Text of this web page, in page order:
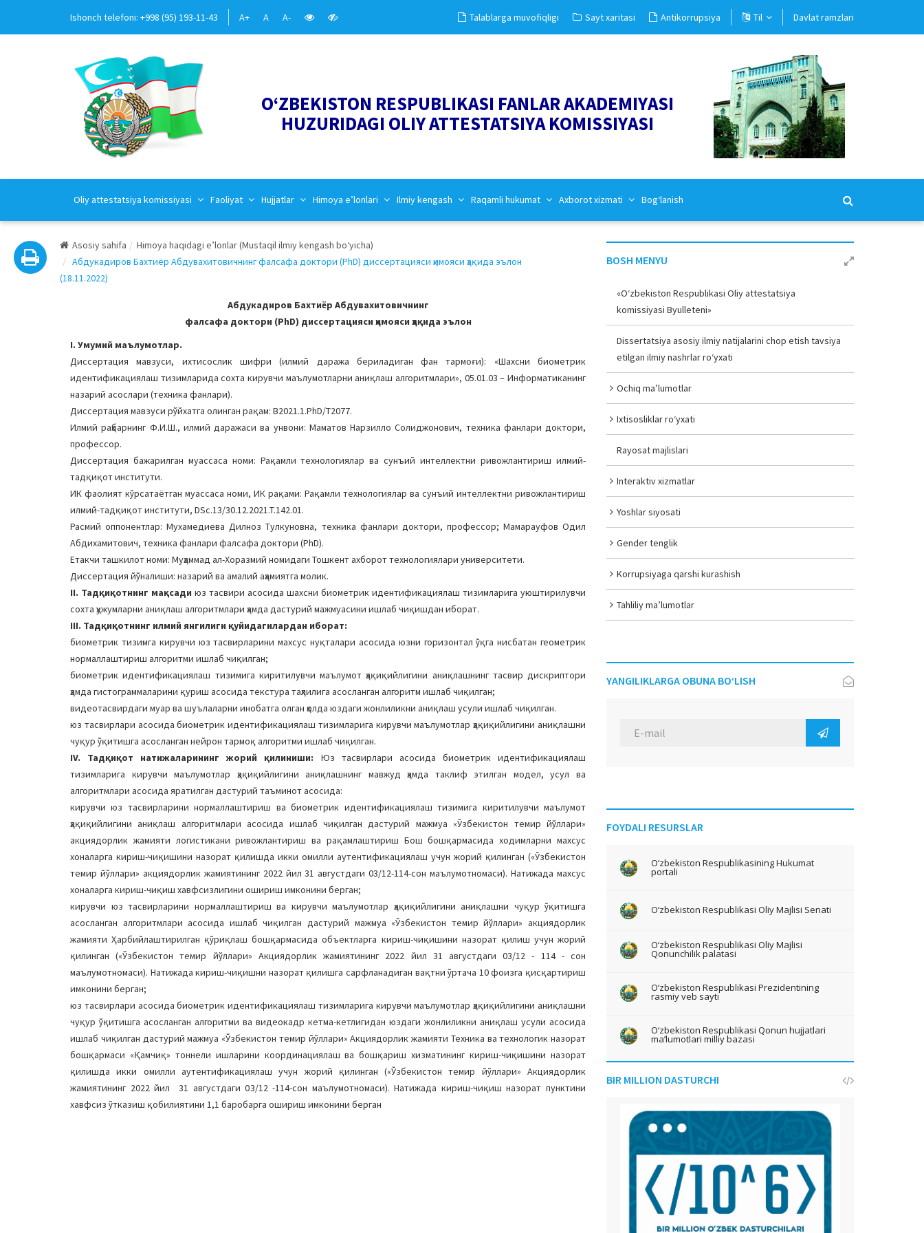
Ishonch telefoni: +998 (95) 193-11-43 A+ A A- Talablarga muvofiqligi Sayt xaritasi Antikorrupsiya Til Davlat ramzlari
O‘ZBEKISTON RESPUBLIKASI FANLAR AKADEMIYASI
HUZURIDAGI OLIY ATTESTATSIYA KOMISSIYASI
Oliy attestatsiya komissiyasi Faoliyat Hujjatlar Himoya e’lonlari Ilmiy kengash Raqamli hukumat Axborot xizmati Bog‘lanish
Asosiy sahifa
Himoya haqidagi e’lonlar (Mustaqil ilmiy kengash bo‘yicha)
Абдукадиров Бахтиёр Абдувахитовичнинг фалсафа доктори (PhD) диссертацияси ҳимояси ҳақида эълон
(18.11.2022)
Абдукадиров Бахтиёр Абдувахитовичнинг
фалсафа доктори (PhD) диссертацияси ҳимояси ҳақида эълон
I. Умумий маълумотлар.
Диссертация мавзуси, ихтисослик шифри (илмий даража бериладиган фан тармоғи): «Шахсни биометрик
идентификациялаш тизимларида сохта кирувчи маълумотларни аниқлаш алгоритмлари», 05.01.03 – Информатиканинг
назарий асослари (техника фанлари).
Диссертация мавзуси рўйхатга олинган рақам: В2021.1.PhD/Т2077.
Илмий раҳбарнинг Ф.И.Ш., илмий даражаси ва унвони: Маматов Нарзилло Солиджонович, техника фанлари доктори,
профессор.
Диссертация бажарилган муассаса номи: Рақамли технологиялар ва сунъий интеллектни ривожлантириш илмий-
тадқиқот институти.
ИК фаолият кўрсатаётган муассаса номи, ИК рақами: Рақамли технологиялар ва сунъий интеллектни ривожлантириш
илмий-тадқиқот институти, DSc.13/30.12.2021.T.142.01.
Расмий оппонентлар: Мухамедиева Дилноз Тулкуновна, техника фанлари доктори, профессор; Мамарауфов Одил
Абдихамитович, техника фанлари фалсафа доктори (PhD).
Етакчи ташкилот номи: Муҳаммад ал-Хоразмий номидаги Тошкент ахборот технологиялари университети.
Диссертация йўналиши: назарий ва амалий аҳамиятга молик.
II. Тадқиқотнинг мақсади юз тасвири асосида шахсни биометрик идентификациялаш тизимларига уюштирилувчи
сохта ҳужумларни аниқлаш алгоритмлари ҳамда дастурий мажмуасини ишлаб чиқишдан иборат.
III. Тадқиқотнинг илмий янгилиги қуйидагилардан иборат:
биометрик тизимга кирувчи юз тасвирларини махсус нуқталари асосида юзни горизонтал ўқга нисбатан геометрик
нормаллаштириш алгоритми ишлаб чиқилган;
биометрик идентификациялаш тизимига киритилувчи маълумот ҳақиқийлигини аниқлашнинг тасвир дискриптори
ҳамда гистограммаларини қуриш асосида текстура таҳлилига асосланган алгоритм ишлаб чиқилган;
видеотасвирдаги муар ва шуълаларни инобатга олган ҳолда юздаги жонлиликни аниқлаш усули ишлаб чиқилган.
юз тасвирлари асосида биометрик идентификациялаш тизимларига кирувчи маълумотлар ҳақиқийлигини аниқлашни
чуқур ўқитишга асосланган нейрон тармоқ алгоритми ишлаб чиқилган.
IV. Тадқиқот натижаларининг жорий қилиниши: Юз тасвирлари асосида биометрик идентификациялаш
тизимларига кирувчи маълумотлар ҳақиқийлигини аниқлашнинг мавжуд ҳамда таклиф этилган модел, усул ва
алгоритмлари асосида яратилган дастурий таъминот асосида:
кирувчи юз тасвирларини нормаллаштириш ва биометрик идентификациялаш тизимига киритилувчи маълумот
ҳақиқийлигини аниқлаш алгоритмлари асосида ишлаб чиқилган дастурий мажмуа «Ўзбекистон темир йўллари»
акциядорлик жамияти логистикани ривожлантириш ва рақамлаштириш Бош бошқармасида ходимларни махсус
хоналарга кириш-чиқишини назорат қилишда икки омилли аутентификациялаш учун жорий қилинган («Ўзбекистон
темир йўллари» акциядорлик жамиятининг 2022 йил 31 августдаги 03/12-114-сон маълумотномаси). Натижада махсус
хоналарга кириш-чиқиш хавфсизлигини ошириш имконини берган;
кирувчи юз тасвирларини нормаллаштириш ва кирувчи маълумотлар ҳақиқийлигини аниқлашни чуқур ўқитишга
асосланган алгоритмлари асосида ишлаб чиқилган дастурий мажмуа «Ўзбекистон темир йўллари» акциядорлик
жамияти Ҳарбийлаштирилган қўриқлаш бошқармасида объектларга кириш-чиқишини назорат қилиш учун жорий
қилинган («Ўзбекистон темир йўллари» Акциядорлик жамиятининг 2022 йил 31 августдаги 03/12 - 114 - сон
маълумотномаси). Натижада кириш-чиқишни назорат қилишга сарфланадиган вақтни ўртача 10 фоизга қисқартириш
имконини берган;
юз тасвирлари асосида биометрик идентификациялаш тизимларига кирувчи маълумотлар ҳақиқийлигини аниқлашни
чуқур ўқитишга асосланган алгоритми ва видеокадр кетма-кетлигидан юздаги жонлиликни аниқлаш усули асосида
ишлаб чиқилган дастурий мажмуа «Ўзбекистон темир йўллари» Акциядорлик жамияти Техника ва технологик назорат
бошқармаси «Қамчиқ» тоннели ишларини координациялаш ва бошқариш хизматининг кириш-чиқишини назорат
қилишда икки омилли аутентификациялаш учун жорий қилинган («Ўзбекистон темир йўллари» Акциядорлик
жамиятининг 2022 йил 31 августдаги 03/12 -114-сон маълумотномаси). Натижада кириш-чиқиш назорат пунктини
хавфсиз ўтказиш қобилиятини 1,1 баробарга ошириш имконини берган
BOSH MENYU
«O‘zbekiston Respublikasi Oliy attestatsiya
komissiyasi Byulleteni»
Dissertatsiya asosiy ilmiy natijalarini chop etish tavsiya
etilgan ilmiy nashrlar ro‘yxati
Ochiq ma’lumotlar
Ixtisosliklar ro‘yxati
Rayosat majlislari
Interaktiv xizmatlar
Yoshlar siyosati
Gender tenglik
Korrupsiyaga qarshi kurashish
Tahliliy ma’lumotlar
YANGILIKLARGA OBUNA BO‘LISH
FOYDALI RESURSLAR
O‘zbekiston Respublikasining Hukumat
portali
O‘zbekiston Respublikasi Oliy Majlisi Senati
O‘zbekiston Respublikasi Oliy Majlisi
Qonunchilik palatasi
O‘zbekiston Respublikasi Prezidentining
rasmiy veb sayti
O‘zbekiston Respublikasi Qonun hujjatlari
ma’lumotlari milliy bazasi
BIR MILLION DASTURCHI